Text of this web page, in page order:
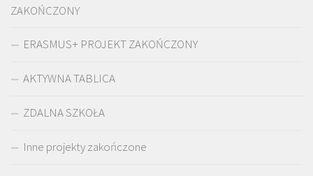
ZAKOŃCZONY
ERASMUS+ PROJEKT ZAKOŃCZONY
AKTYWNA TABLICA
ZDALNA SZKOŁA
Inne projekty zakończone